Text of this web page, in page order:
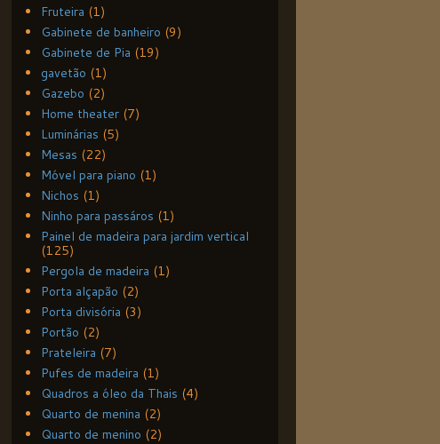
Fruteira (1)
Gabinete de banheiro (9)
Gabinete de Pia (19)
gavetão (1)
Gazebo (2)
Home theater (7)
Luminárias (5)
Mesas (22)
Móvel para piano (1)
Nichos (1)
Ninho para passáros (1)
Painel de madeira para jardim vertical
(125)
Pergola de madeira (1)
Porta alçapão (2)
Porta divisória (3)
Portão (2)
Prateleira (7)
Pufes de madeira (1)
Quadros a óleo da Thais (4)
Quarto de menina (2)
Quarto de menino (2)